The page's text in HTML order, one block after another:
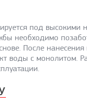
под высокими
необходимо
После
воды с монолитом.